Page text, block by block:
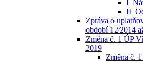
Zpráva o
období 12⁄2014
Změna č. 1 ÚP
2019
Změna č.